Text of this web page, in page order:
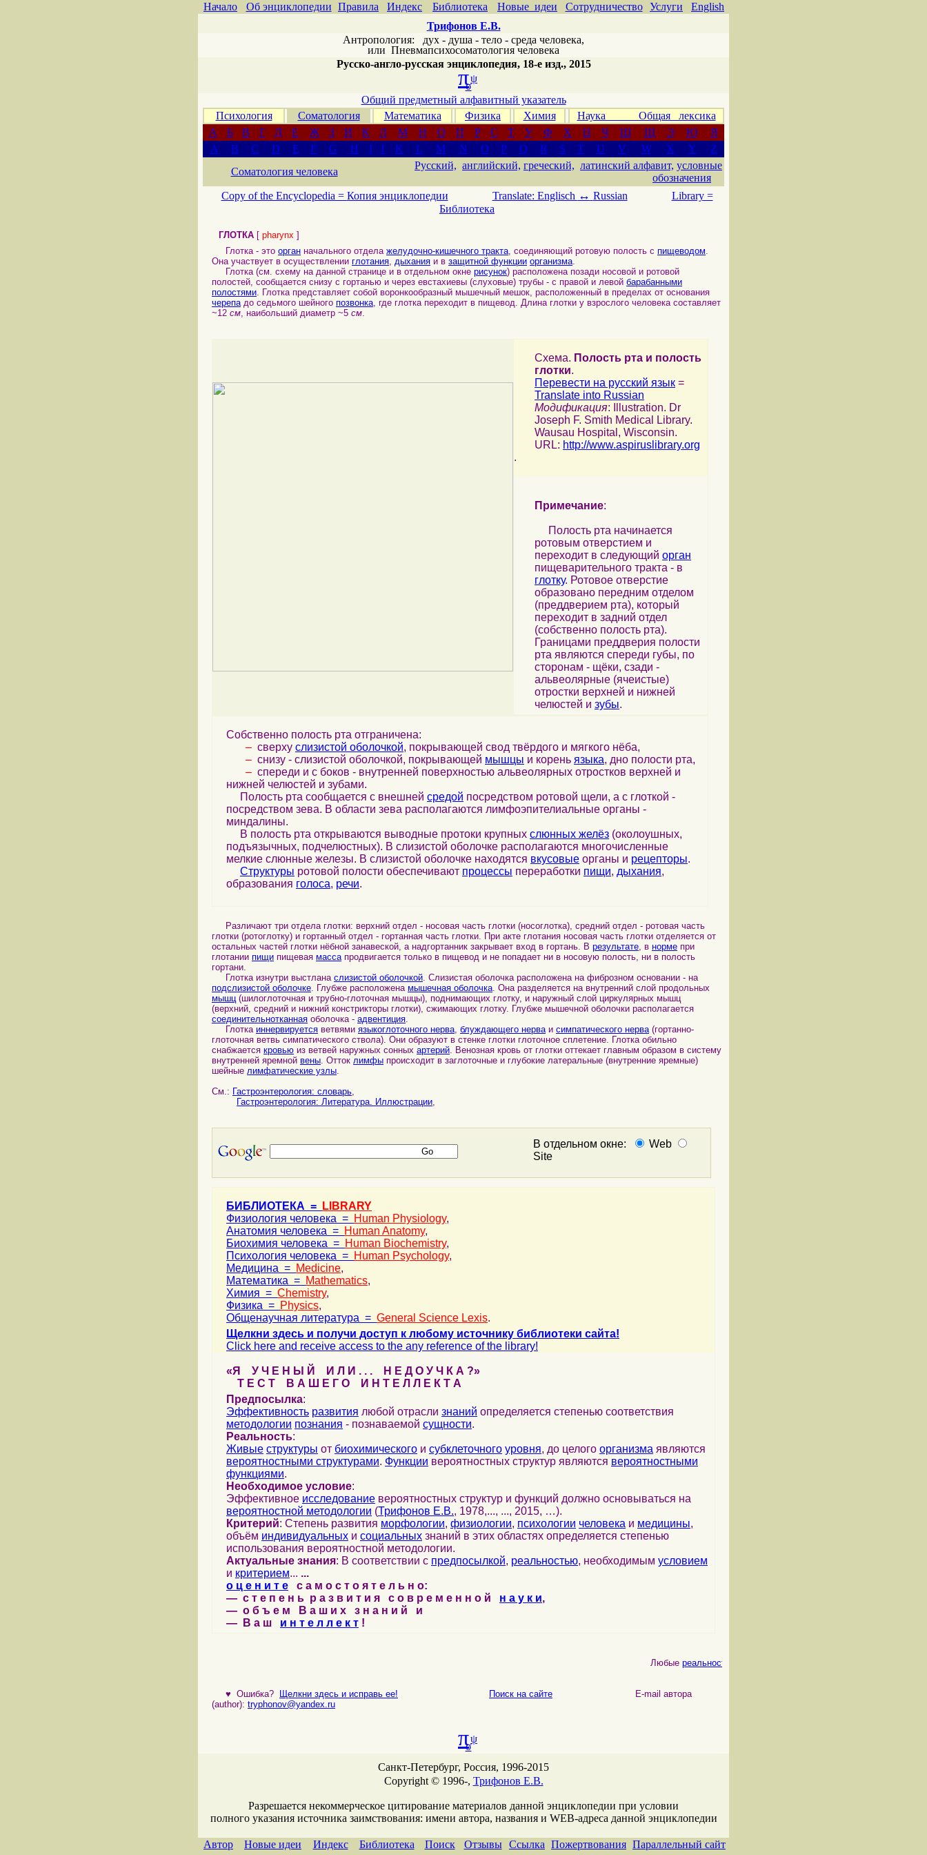
Начало Об энциклопедии Правила Индекс Библиотека Новые идеи Сотрудничество Услуги
English
Трифонов Е.В.
Антропология: дух - душа - тело - среда человека,
или Пневмапсихосоматология человека
Русско-англо-русская энциклопедия, 18-е изд., 2015
πψ
σ
Общий предметный алфавитный указатель
Психология
Соматология Математика Физика Химия
Наука Общая лексика
А
Б В Г Д Е Ж З И К Л М Н О П Р С Т У Ф Х Ц Ч Ш Щ Э Ю
Я
A
B C D E F G H I J K L M N O P Q R S T U V W X Y
Z
Соматология человека
Русский, английский, греческий, латинский алфавит, условные
обозначения
Copy of the Encyclopedia = Копия энциклопедии Translate: Englisch ↔ Russian
Library =
Библиотека
ГЛОТКА [ pharynx ]
Глотка - это орган начального отдела желудочно-кишечного тракта, соединяющий ротовую полость с пищеводом.
Она участвует в осуществлении глотания, дыхания и в защитной функции организма.
Глотка (см. схему на данной странице и в отдельном окне рисунок) расположена позади носовой и ротовой
полостей, сообщается снизу с гортанью и через евстахиевы (слуховые) трубы - с правой и левой барабанными
полостями. Глотка представляет собой воронкообразный мышечный мешок, расположенный в пределах от основания
черепадо седьмого шейного позвонка, где глотка переходит в пищевод. Длина глотки у взрослого человека составляет
~12 см, наибольший диаметр ~5 см.
Схема. Полость рта и полость
глотки.
Перевести на русский язык =
Translate into Russian
Модификация: Illustration. Dr
Joseph F. Smith Medical Library.
Wausau Hospital, Wisconsin.
URL: http://www.aspiruslibrary.org
.
Примечание:
Полость рта начинается
ротовым отверстием и
переходит в следующий орган
пищеварительного тракта - в
глотку. Ротовое отверстие
образовано передним отделом
(преддверием рта), который
переходит в задний отдел
(собственно полость рта).
Границами преддверия полости
рта являются спереди губы, по
сторонам - щёки, сзади -
альвеолярные (ячеистые)
отростки верхней и нижней
челюстей и зубы.
Собственно полость рта отграничена:
– сверху слизистой оболочкой, покрывающей свод твёрдого и мягкого нёба,
– снизу - слизистой оболочкой, покрывающей мышцы и корень языка, дно полости рта,
– спереди и с боков - внутренней поверхностью альвеолярных отростков верхней и
нижней челюстей и зубами.
Полость рта сообщается с внешней средой посредством ротовой щели, а с глоткой -
посредством зева. В области зева располагаются лимфоэпителиальные органы -
миндалины.
В полость рта открываются выводные протоки крупных слюнных желёз (околоушных,
подъязычных, подчелюстных). В слизистой оболочке располагаются многочисленные
мелкие слюнные железы. В слизистой оболочке находятся вкусовые органы и рецепторы.
Структуры ротовой полости обеспечивают процессы переработки пищи, дыхания,
образования голоса, речи.
Различают три отдела глотки: верхний отдел - носовая часть глотки (носоглотка), средний отдел - ротовая часть
глотки (ротоглотку) и гортанный отдел - гортанная часть глотки. При акте глотания носовая часть глотки отделяется от
остальных частей глотки нёбной занавеской, а надгортанник закрывает вход в гортань. В результате, в норме при
глотании пищи пищевая массапродвигается только в пищевод и не попадает ни в носовую полость, ни в полость
гортани.
Глотка изнутри выстлана слизистой оболочкой. Слизистая оболочка расположена на фиброзном основании - на
подслизистой оболочке. Глубже расположена мышечная оболочка. Она разделяется на внутренний слой продольных
мышц(шилоглоточная и трубно-глоточная мышцы), поднимающих глотку, и наружный слой циркулярных мышц
(верхний, средний и нижний констрикторы глотки), сжимающих глотку. Глубже мышечной оболочки располагается
соединительнотканная оболочка - адвентиция.
Глотка иннервируется ветвями языкоглоточного нерва, блуждающего нерваи симпатического нерва(гортанно-
глоточная ветвь симпатического ствола). Они образуют в стенке глотки глоточное сплетение. Глотка обильно
снабжается кровью из ветвей наружных сонных артерий. Венозная кровь от глотки оттекает главным образом в систему
внутренней яремной вены. Отток лимфы происходит в заглоточные и глубокие латеральные (внутренние яремные)
шейные лимфатические узлы.
См.: Гастроэнтерология: словарь,
Гастроэнтерология: Литература. Иллюстрации,
В отдельном окне:
Web
Site
БИБЛИОТЕКА =
LIBRARY
Физиология человека = Human Physiology,
Анатомия человека = Human Anatomy,
Биохимия человека = Human Biochemistry,
Психология человека = Human Psychology,
Медицина = Medicine,
Математика = Mathematics,
Химия = Chemistry,
Физика = Physics,
Общенаучная литература = General Science Lexis.
Щелкни здесь и получи доступ к любому источнику библиотеки сайта!
Click here and receive access to the any reference of the library!
«Я У Ч Е Н Ы Й И Л И . . . Н Е Д О У Ч К А ?»
Т Е С Т В А Ш Е Г О И Н Т Е Л Л Е К Т А
Предпосылка:
Эффективность развития любой отрасли знаний определяется степенью соответствия
методологии познания - познаваемой сущности.
Реальность:
Живые структуры от биохимического и субклеточного уровня, до целого организма являются
вероятностными структурами. Функции вероятностных структур являются вероятностными
функциями.
Необходимое условие:
Эффективное исследование вероятностных структур и функций должно основываться на
вероятностной методологии (Трифонов Е.В., 1978,..., ..., 2015, …).
Критерий: Степень развития морфологии, физиологии, психологии человека и медицины,
объём индивидуальных и социальных знаний в этих областях определяется степенью
использования вероятностной методологии.
Актуальные знания: В соответствии с предпосылкой, реальностью, необходимым условием
и критерием... ...
о ц е н и т е с а м о с т о я т е л ь н о:
— с т е п е н ь р а з в и т и я с о в р е м е н н о й н а у к и,
— о б ъ е м В а ш и х з н а н и й и
— В а ш и н т е л л е к т !
Любыереальности, как
♥ Ошибка? Щелкни здесь и исправь ее! Поиск на сайте E-mail автора
(author): tryphonov@yandex.ru
πψ
σ
Санкт-Петербург, Россия, 1996-2015
Copyright © 1996-, Трифонов Е.В.
Разрешается некоммерческое цитирование материалов данной энциклопедии при условии
полного указания источника заимствования: имени автора, названия и WEB-адреcа данной энциклопедии
Автор Новые идеи Индекс Библиотека Поиск Отзывы Ссылка Пожертвования Параллельный сайт